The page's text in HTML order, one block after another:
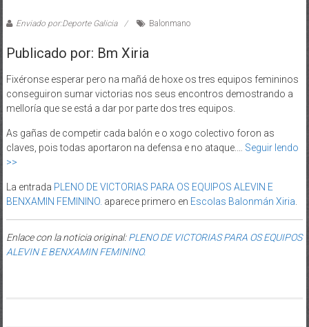
Enviado por:Deporte Galicia Balonmano
Publicado por: Bm Xiria
Fixéronse esperar pero na mañá de hoxe os tres equipos femininos
conseguiron sumar victorias nos seus encontros demostrando a
melloría que se está a dar por parte dos tres equipos.
As gañas de competir cada balón e o xogo colectivo foron as
claves, pois todas aportaron na defensa e no ataque.… Seguir lendo
>>
La entrada PLENO DE VICTORIAS PARA OS EQUIPOS ALEVIN E
BENXAMIN FEMININO. aparece primero en Escolas Balonmán Xiria.
Enlace con la noticia original:PLENO DE VICTORIAS PARA OS EQUIPOS
ALEVIN E BENXAMIN FEMININO.